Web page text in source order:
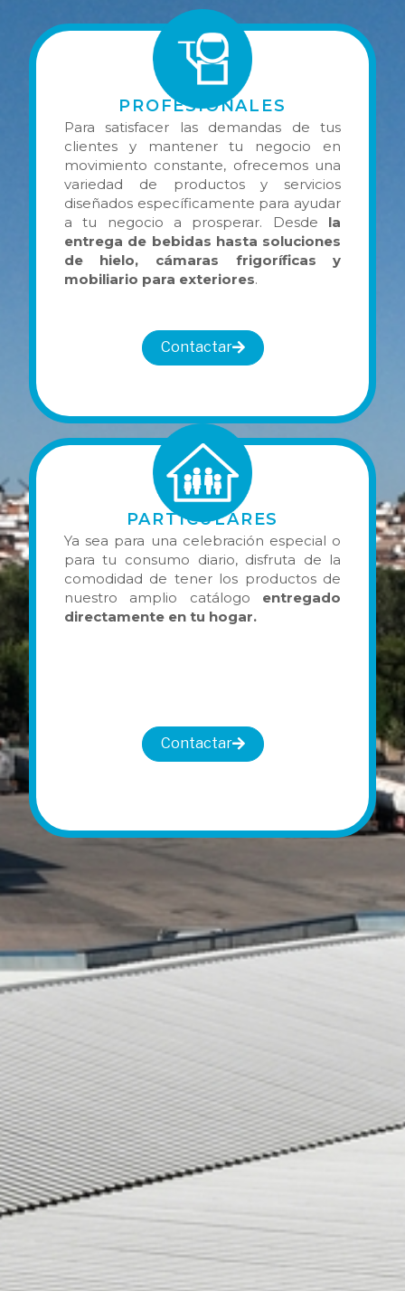
PROFESIONALES
Para satisfacer las demandas de tus
clientes y mantener tu negocio en
movimiento constante, ofrecemos una
variedad de productos y servicios
diseñados específicamente para ayudar
a tu negocio a prosperar. Desde la
entrega de bebidas hasta soluciones
de hielo, cámaras frigoríficas y
mobiliario para exteriores.
Contactar
PARTICULARES
Ya sea para una celebración especial o
para tu consumo diario, disfruta de la
comodidad de tener los productos de
nuestro amplio catálogo entregado
directamente en tu hogar.
Contactar